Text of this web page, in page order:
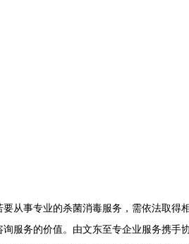
从事专业的杀菌消毒服务，需依法取得
服务的价值。由文东至专企业服务携手